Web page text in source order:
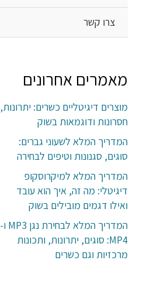
צרו קשר
מאמרים אחרונים
מוצרים דיגיטליים כשרים: יתרונות,
חסרונות ודוגמאות בשוק
המדריך המלא לשעוני גברים:
סוגים, סגנונות וטיפים לבחירה
המדריך המלא למיקרוסקופ
דיגיטלי: מה זה, איך הוא עובד
ואילו דגמים מובילים בשוק
המדריך המלא לבחירת נגן MP3 ו-
MP4: סוגים, יתרונות, ותכונות
מרכזיות וגם כשרים